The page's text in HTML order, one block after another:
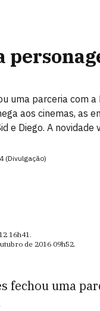
uma parceria com
aos cinemas, as
e Diego. A
(Divulgação)
16h41.
de 2016 09h52.
fechou uma